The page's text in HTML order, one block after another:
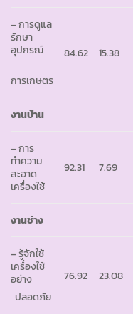
– การดูแล
รักษา
อุปกรณ์
การเกษตร
84.62 15.38
งานบ้าน
– การ
ทำความ
สะอาด
เครื่องใช้
92.31 7.69
งานช่าง
– รู้จักใช้
เครื่องใช้
อย่าง
ปลอดภัย
76.92 23.08